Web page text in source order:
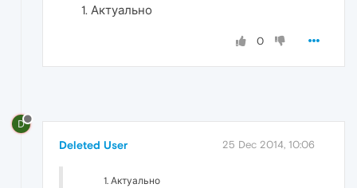
Актуально
0
D
Deleted User 25 Dec 2014, 10:06
Актуально